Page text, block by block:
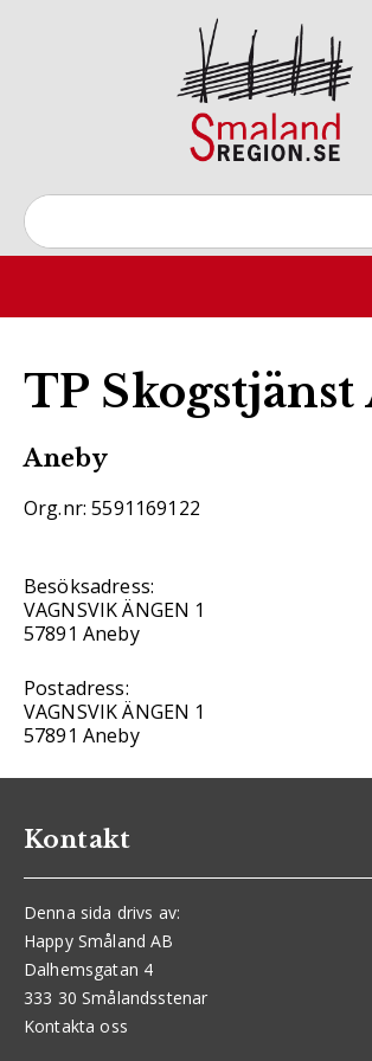
TP Skogstjänst
Aneby
Org.nr: 5591169122
Besöksadress:
VAGNSVIK ÄNGEN 1
57891 Aneby
Postadress:
VAGNSVIK ÄNGEN 1
57891 Aneby
Kontakt
Denna sida drivs av:
Happy Småland AB
Dalhemsgatan 4
333 30 Smålandsstenar
Kontakta oss